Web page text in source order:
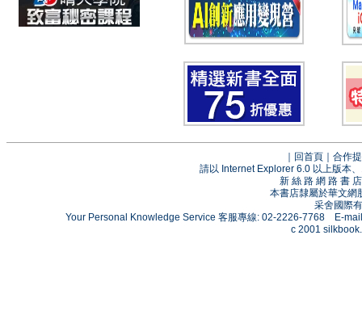
回首頁
合作
請以 Internet Explorer 6.0 以上版本
新 絲 路 網 路 書
本書店隸屬於華文網
采舍國際
Your Personal Knowledge Service 客服專線: 02-2226-7768 E-
c 2001